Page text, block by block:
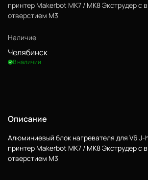
принтер Makerbot MK7 / MK8 Экструдер с
отверстием M3
Наличие
Челябинск
В наличии
Описание
Алюминиевый блок нагревателя для V6 J-
принтер Makerbot MK7 / MK8 Экструдер с
отверстием M3